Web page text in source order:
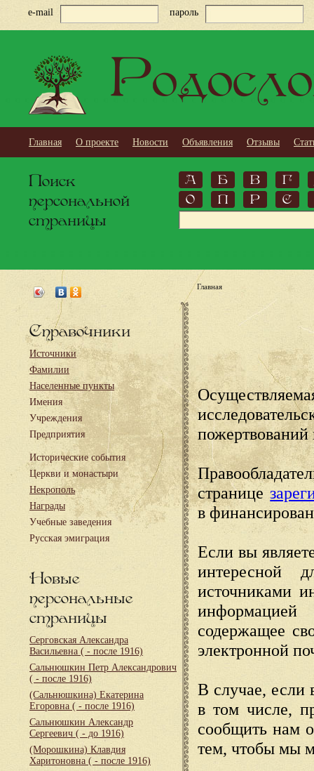
e-mail пароль
Главная О проекте Новости Объявления Отзывы
Поиск
персональной
страницы
А Б В
Г
О
П Р С
Справочники
Источники
Фамилии
Населенные пункты
Имения
Учреждения
Предприятия
Исторические события
Церкви и монастыри
Некрополь
Награды
Учебные заведения
Русская эмиграция
Новые
персональные
страницы
Серговская Александра
Васильевна ( - после 1916)
Сальнюшкин Петр Александрович
( - после 1916)
(Сальнюшкина) Екатерина
Егоровна ( - после 1916)
Сальнюшкин Александр
Сергеевич ( - до 1916)
(Морошкина) Клавдия
Харитоновна ( - после 1916)
Главная
пожертвований
странице
в
Если вы
интересной
источниками
содержащее
электронной
В случае, если
в том числе,
сообщить нам
тем, чтобы мы